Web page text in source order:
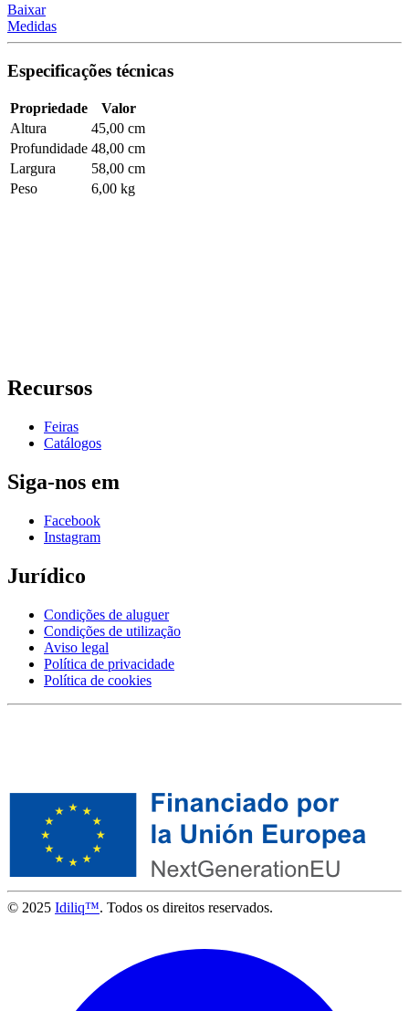
Baixar
Medidas
Especificações técnicas
Propriedade
Valor
Altura
45,00 cm
Profundidade 48,00 cm
Largura
58,00 cm
Peso
6,00 kg
Recursos
Feiras
Catálogos
Siga-nos em
Facebook
Instagram
Jurídico
Condições de aluguer
Condições de utilização
Aviso legal
Política de privacidade
Política de cookies
© 2025 Idiliq™. Todos os direitos reservados.